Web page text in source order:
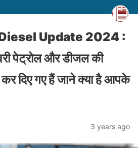
Update 2024 :
पेट्रोल और डीजल की
कर दिए गए हैं जाने क्या है आपके
3 years ago